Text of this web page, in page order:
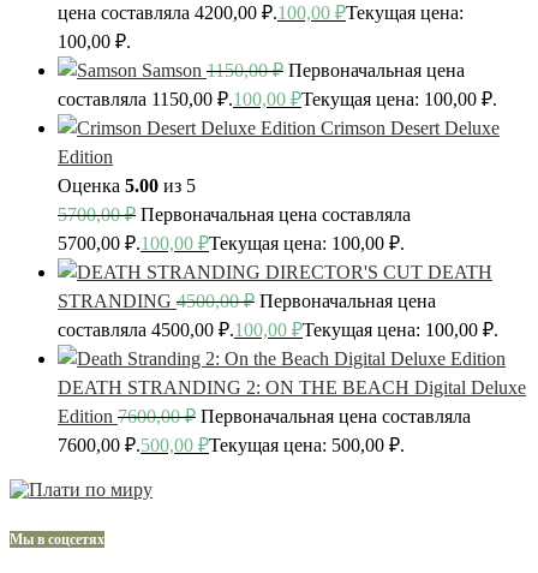
цена составляла 4200,00 ₽.100,00 ₽Текущая цена:
100,00 ₽.
Samson 1150,00₽ Первоначальная цена
составляла 1150,00 ₽.100,00 ₽Текущая цена: 100,00 ₽.
Crimson Desert Deluxe
Edition
Оценка 5.00 из 5
5700,00₽ Первоначальная цена составляла
5700,00 ₽.100,00 ₽Текущая цена: 100,00 ₽.
DEATH
STRANDING 4500,00₽ Первоначальная цена
составляла 4500,00 ₽.100,00 ₽Текущая цена: 100,00 ₽.
DEATH STRANDING 2: ON THE BEACH Digital Deluxe
Edition 7600,00₽ Первоначальная цена составляла
7600,00 ₽.500,00 ₽Текущая цена: 500,00 ₽.
Мы в соцсетях